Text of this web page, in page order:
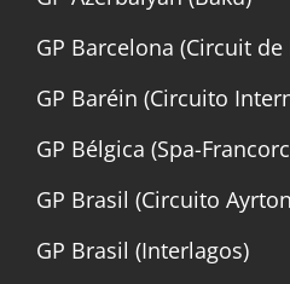
GP Barcelona (Circuit
GP Baréin (Circuito
GP Bélgica (Spa-
GP Brasil (Circuito
GP Brasil (Interlagos)